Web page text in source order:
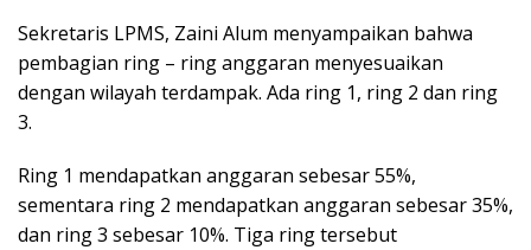
Sekretaris LPMS, Zaini Alum menyampaikan bahwa
pembagian ring – ring anggaran menyesuaikan
dengan wilayah terdampak. Ada ring 1, ring 2 dan ring
3.
Ring 1 mendapatkan anggaran sebesar 55%,
sementara ring 2 mendapatkan anggaran sebesar 35%,
dan ring 3 sebesar 10%. Tiga ring tersebut